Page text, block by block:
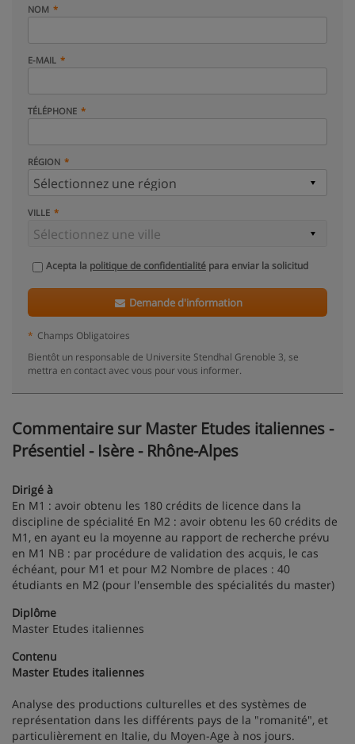
NOM
E-MAIL
TÉLÉPHONE
RÉGION
VILLE
Acepta la politique de confidentialité para enviar la solicitud
Demande d'information
* Champs Obligatoires
Bientôt un responsable de Universite Stendhal Grenoble 3, se
mettra en contact avec vous pour vous informer.
Commentaire sur Master Etudes italiennes -
Présentiel - Isère - Rhône-Alpes
Dirigé à
En M1 : avoir obtenu les 180 crédits de licence dans la
discipline de spécialité En M2 : avoir obtenu les 60 crédits de
M1, en ayant eu la moyenne au rapport de recherche prévu
en M1 NB : par procédure de validation des acquis, le cas
échéant, pour M1 et pour M2 Nombre de places : 40
étudiants en M2 (pour l'ensemble des spécialités du master)
Diplôme
Master Etudes italiennes
Contenu
Master Etudes italiennes
Analyse des productions culturelles et des systèmes de
représentation dans les différents pays de la "romanité", et
particulièrement en Italie, du Moyen-Age à nos jours.